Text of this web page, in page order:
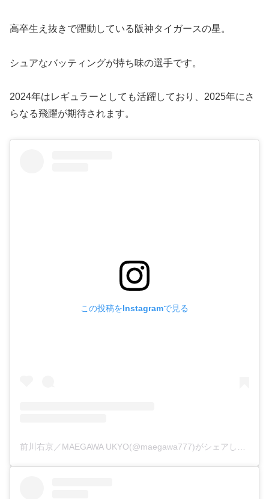
高卒生え抜きで躍動している阪神タイガースの星。
シュアなバッティングが持ち味の選手です。
2024年はレギュラーとしても活躍しており、2025年にさ
らなる飛躍が期待されます。
この投稿をInstagramで見る
前川右京／MAEGAWA UKYO(@maegawa777)がシェアした投稿